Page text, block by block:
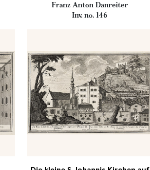
Franz Anton Danreiter
Inv. no. 146